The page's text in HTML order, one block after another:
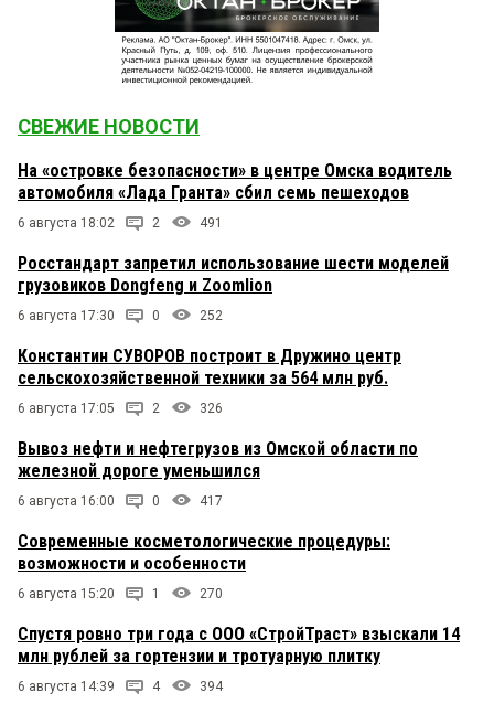
СВЕЖИЕ НОВОСТИ
На «островке безопасности» в центре Омска водитель
автомобиля «Лада Гранта» сбил семь пешеходов
6 августа 18:02 2 491
Росстандарт запретил использование шести моделей
грузовиков Dongfeng и Zoomlion
6 августа 17:30 0 252
Константин СУВОРОВ построит в Дружино центр
сельскохозяйственной техники за 564 млн руб.
6 августа 17:05 2 326
Вывоз нефти и нефтегрузов из Омской области по
железной дороге уменьшился
6 августа 16:00 0 417
Современные косметологические процедуры:
возможности и особенности
6 августа 15:20 1 270
Спустя ровно три года с ООО «СтройТраст» взыскали 14
млн рублей за гортензии и тротуарную плитку
6 августа 14:39 4 394